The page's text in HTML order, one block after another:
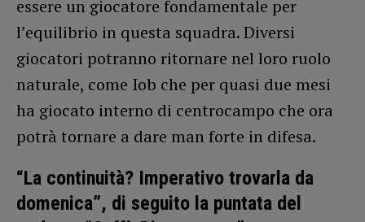
essere un giocatore fondamentale per
l’equilibrio in questa squadra. Diversi
giocatori potranno ritornare nel loro ruolo
naturale, come Iob che per quasi due mesi
ha giocato interno di centrocampo che ora
potrà tornare a dare man forte in difesa.
“La continuità? Imperativo trovarla da
domenica”, di seguito la puntata del